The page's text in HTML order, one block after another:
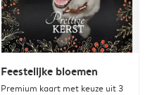
Feestelijke bloemen
Premium kaart met keuze uit 3